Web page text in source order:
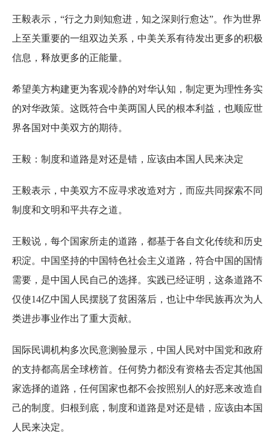
王毅表示，“行之力则知愈进，知之深则行愈达”。作为世界
上至关重要的一组双边关系，中美关系有待发出更多的积极
信息，释放更多的正能量。
希望美方构建更为客观冷静的对华认知，制定更为理性务实
的对华政策。这既符合中美两国人民的根本利益，也顺应世
界各国对中美双方的期待。
王毅：制度和道路是对还是错，应该由本国人民来决定
王毅表示，中美双方不应寻求改造对方，而应共同探索不同
制度和文明和平共存之道。
王毅说，每个国家所走的道路，都基于各自文化传统和历史
积淀。中国坚持的中国特色社会主义道路，符合中国的国情
需要，是中国人民自己的选择。实践已经证明，这条道路不
仅使14亿中国人民摆脱了贫困落后，也让中华民族再次为人
类进步事业作出了重大贡献。
国际民调机构多次民意测验显示，中国人民对中国党和政府
的支持都高居全球榜首。任何势力都没有资格去否定其他国
家选择的道路，任何国家也都不会按照别人的好恶来改造自
己的制度。归根到底，制度和道路是对还是错，应该由本国
人民来决定。